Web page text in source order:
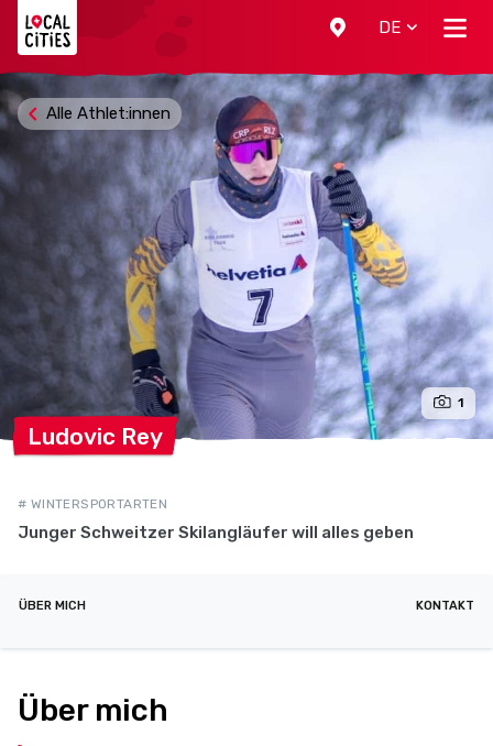
DE
Ludovic Rey
1
Alle Athlet:innen
# WINTERSPORTARTEN
Junger Schweitzer Skilangläufer will alles geben
ÜBER MICH KONTAKT
Über mich